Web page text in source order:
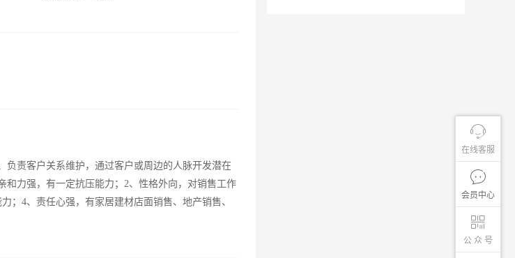
在线客服
会员中心
公 众 号
负责客户关系维护，通过客户或周边的人脉开发潜在
力强，有一定抗压能力；2、性格外向，对销售工作
；4、责任心强，有家居建材店面销售、地产销售、